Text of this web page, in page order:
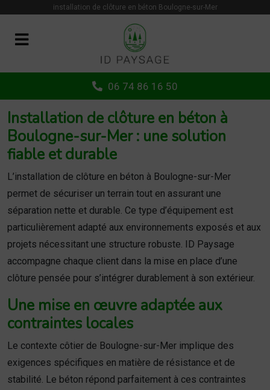
installation de clôture en béton Boulogne-sur-Mer
06 74 86 16 50
Installation de clôture en béton à
Boulogne-sur-Mer : une solution
fiable et durable
L’installation de clôture en béton à Boulogne-sur-Mer
permet de sécuriser un terrain tout en assurant une
séparation nette et durable. Ce type d’équipement est
particulièrement adapté aux environnements exposés et aux
projets nécessitant une structure robuste. ID Paysage
accompagne chaque client dans la mise en place d’une
clôture pensée pour s’intégrer durablement à son extérieur.
Une mise en œuvre adaptée aux
contraintes locales
Le contexte côtier de Boulogne-sur-Mer implique des
exigences spécifiques en matière de résistance et de
stabilité. Le béton répond parfaitement à ces contraintes
Panneau de gestion des cookies